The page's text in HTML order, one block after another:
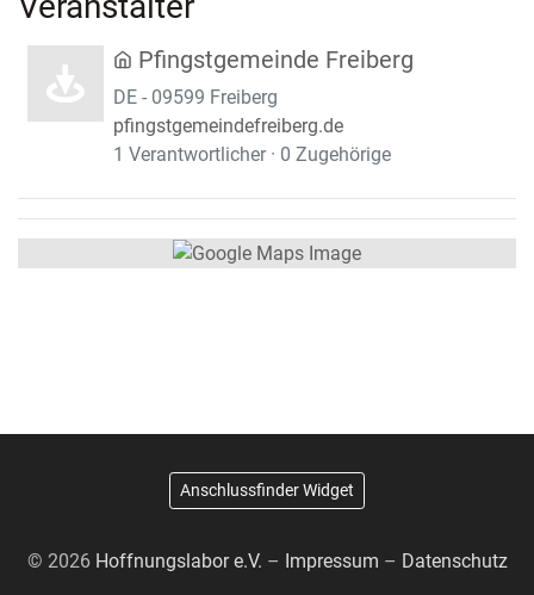
Pfingstgemeinde Freiberg
DE - 09599 Freiberg
pfingstgemeindefreiberg.de
1 Verantwortlicher · 0 Zugehörige
Anschlussfinder Widget
© 2026 Hoffnungslabor e.V. – Impressum – Datenschutz